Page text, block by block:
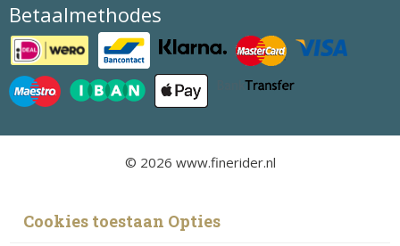
Betaalmethodes
© 2026 www.finerider.nl
Cookies toestaan Opties